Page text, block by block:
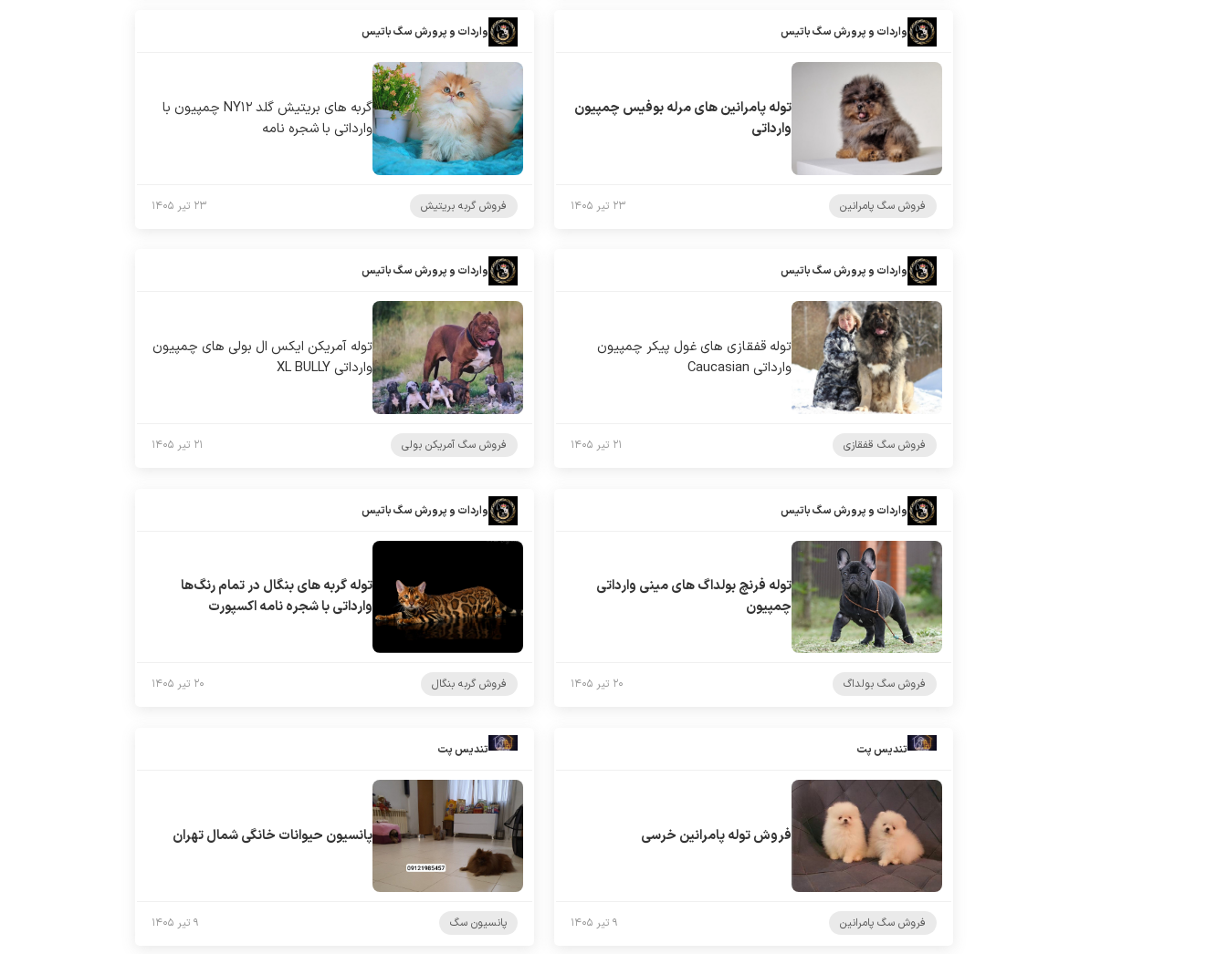
واردات و پرورش سگ باتیس
توله پامرانین های مرله بوفیس چمپیون
وارداتی
فروش سگ پامرانین ۲۳ تیر ۱۴۰۵
واردات و پرورش سگ باتیس
گربه های بریتیش گلد NY۱۲ چمپیون با
وارداتی با شجره نامه
فروش گربه بریتیش ۲۳ تیر ۱۴۰۵
واردات و پرورش سگ باتیس
توله قفقازی های غول پیکر چمپیون
وارداتی Caucasian
فروش سگ قفقازی ۲۱ تیر ۱۴۰۵
واردات و پرورش سگ باتیس
توله آمریکن ایکس ال بولی های چمپیون
وارداتی XL BULLY
فروش سگ آمریکن بولی ۲۱ تیر ۱۴۰۵
واردات و پرورش سگ باتیس
توله فرنچ بولداگ های مینی وارداتی
چمپیون
فروش سگ بولداگ ۲۰ تیر ۱۴۰۵
واردات و پرورش سگ باتیس
توله گربه های بنگال در تمام رنگ‌ها
وارداتی با شجره نامه اکسپورت
فروش گربه بنگال ۲۰ تیر ۱۴۰۵
تندیس پت
فروش توله پامرانین خرسی
فروش سگ پامرانین ۹ تیر ۱۴۰۵
تندیس پت
پانسیون حیوانات خانگی شمال تهران
پانسیون سگ ۹ تیر ۱۴۰۵